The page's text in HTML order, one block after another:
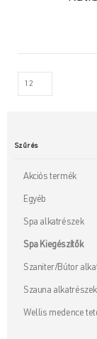
Szűrés
Akciós termék
Egyéb
Spa alkatrészek
Spa Kiegészítők
Szaniter/Bútor
Szauna alkatrészek
Wellis medence